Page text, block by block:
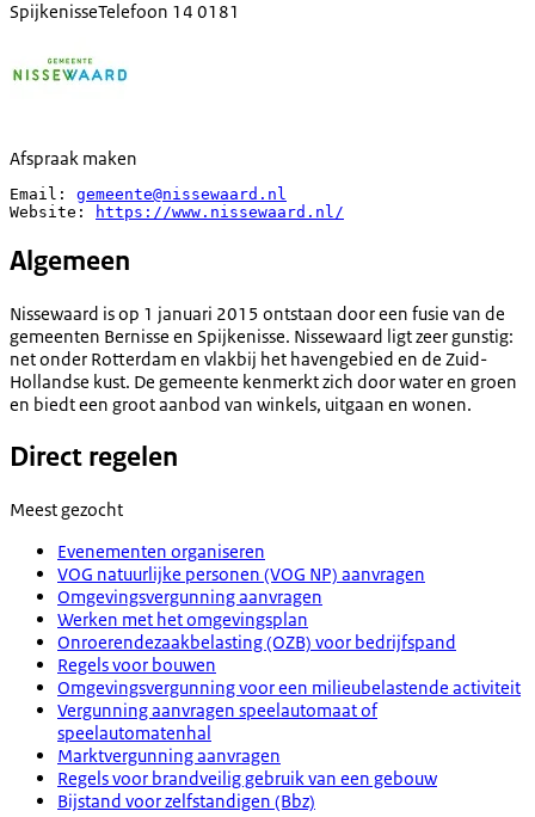
SpijkenisseTelefoon 14 0181
Afspraak maken
Email: gemeente@nissewaard.nl
Website:
https://www.nissewaard.nl/
Algemeen
Nissewaard is op 1 januari 2015 ontstaan door een fusie van de
gemeenten Bernisse en Spijkenisse. Nissewaard ligt zeer gunstig:
net onder Rotterdam en vlakbij het havengebied en de Zuid-
Hollandse kust. De gemeente kenmerkt zich door water en groen
en biedt een groot aanbod van winkels, uitgaan en wonen.
Direct regelen
Meest gezocht
Evenementen organiseren
VOG natuurlijke personen (VOG NP) aanvragen
Omgevingsvergunning aanvragen
Werken met het omgevingsplan
Onroerendezaakbelasting (OZB) voor bedrijfspand
Regels voor bouwen
Omgevingsvergunning voor een milieubelastende activiteit
Vergunning aanvragen speelautomaat of
speelautomatenhal
Marktvergunning aanvragen
Regels voor brandveilig gebruik van een gebouw
Bijstand voor zelfstandigen (Bbz)